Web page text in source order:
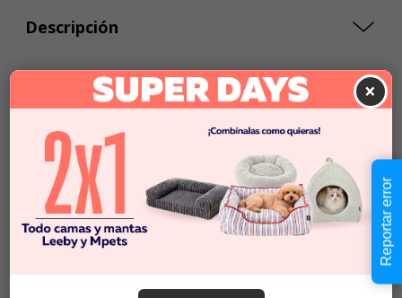
Descripción
Cantidad:
En Stock
Añadir al carrito
Información de envío
×
Reportar error